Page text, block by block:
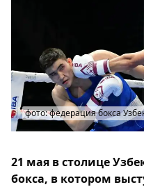
фото: федерация бокса
21 мая в столице
бокса, в котором